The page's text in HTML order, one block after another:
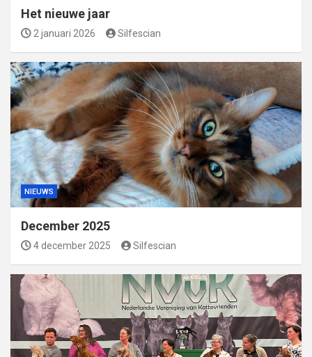
Het nieuwe jaar
2 januari 2026 Silfescian
NIEUWS
December 2025
4 december 2025 Silfescian